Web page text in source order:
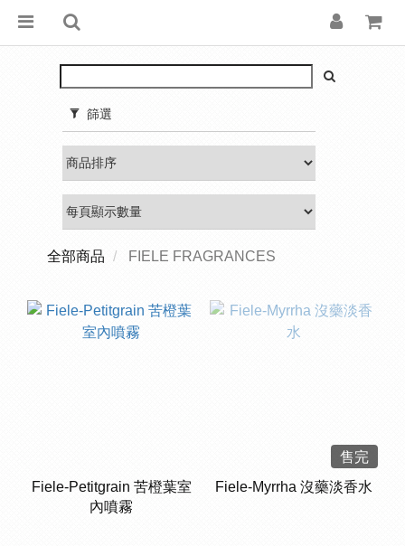
篩選
全部商品 FIELE FRAGRANCES
Fiele-Petitgrain 苦橙葉室
內噴霧
售完
Fiele-Myrrha 沒藥淡香水